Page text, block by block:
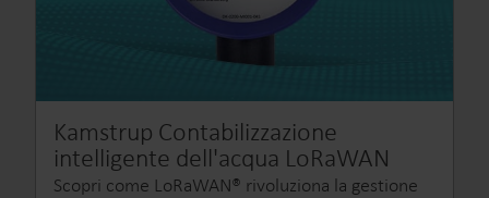
Kamstrup Contabilizzazione
intelligente dell'acqua LoRaWAN
Scopri come LoRaWAN® rivoluziona la gestione